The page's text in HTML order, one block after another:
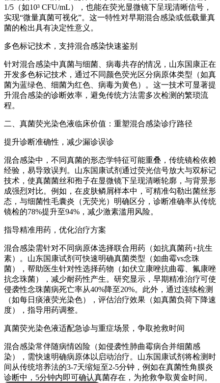
1/5（如10³ CFU/mL），也能在荧光显微镜下呈现清晰信号，
实现“微量真菌可视化”。这一特性对早期混合感染或低载量真
菌的检出具有决定性意义。
多色标记技术，支持混合感染快速鉴别
针对混合感染中真菌与细菌、病毒共存的情况，山东国康正在
开发多色标记技术，通过不同颜色荧光区分病原体类型（如真
菌为蓝绿色、细菌为红色、病毒为黄色）。这一技术可显著提
升混合感染的诊断效率，避免传统方法需多次检测的繁琐流
程。
二、 真菌荧光染色液临床价值：重塑混合感染诊疗路径
提升诊断准确性，减少漏诊误诊
混合感染中，不同真菌的形态学特征可能重叠，传统镜检依赖
经验，易导致误判。山东国康试剂通过荧光信号放大与双标记
技术，使真菌菌丝和孢子在显微镜下呈现清晰轮廓，与背景形
成强烈对比。例如，在皮肤鳞屑样本中，可精准勾勒出菌丝形
态，与细菌性毛囊炎（无荧光）明确区分，诊断准确率从传统
镜检的78%提升至94%，减少激素滥用风险。
指导精准用药，优化治疗方案
混合感染需针对不同病原体选择联合用药（如抗真菌药+抗生
素）。山东国康试剂可快速明确真菌类型（如曲霉vs念珠
菌），帮助医生针对性选择药物（如伏立康唑抗曲霉、氟康唑
抗念珠菌），减少耐药性产生。研究显示，早期精准治疗可使
侵袭性念珠菌病死亡率从40%降至20%。此外，通过连续检测
（如每日痰液荧光染色），评估治疗效果（如真菌负荷下降速
度），指导用药调整。
真菌荧光染色液适配急诊与重症场景，争取抢救时间
混合感染常伴随病情凶险（如侵袭性肺曲霉病合并细菌感
染），需快速明确病原体以启动治疗。山东国康试剂将检测时
间从传统培养法的3-7天缩短至2-5分钟，例如在真菌性角膜炎
诊断中，5分钟内即可确认真菌存在，为抢救争取黄金时间。